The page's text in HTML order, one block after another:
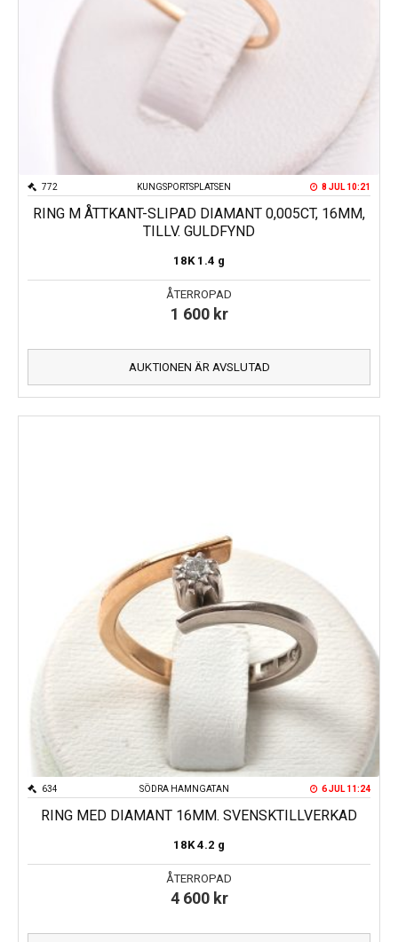
KUNGSPORTSPLATSEN
772 8 JUL 10:21
RING M ÅTTKANT-SLIPAD DIAMANT 0,005CT, 16MM,
TILLV. GULDFYND
18K 1.4 g
ÅTERROPAD
1 600 kr
AUKTIONEN ÄR AVSLUTAD
SÖDRA HAMNGATAN
634 6 JUL 11:24
RING MED DIAMANT 16MM. SVENSKTILLVERKAD
18K 4.2 g
ÅTERROPAD
4 600 kr